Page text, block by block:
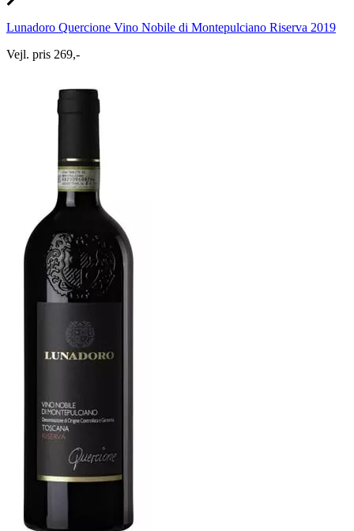
Lunadoro Quercione Vino Nobile di Montepulciano Riserva 2019
Vejl. pris 269,-